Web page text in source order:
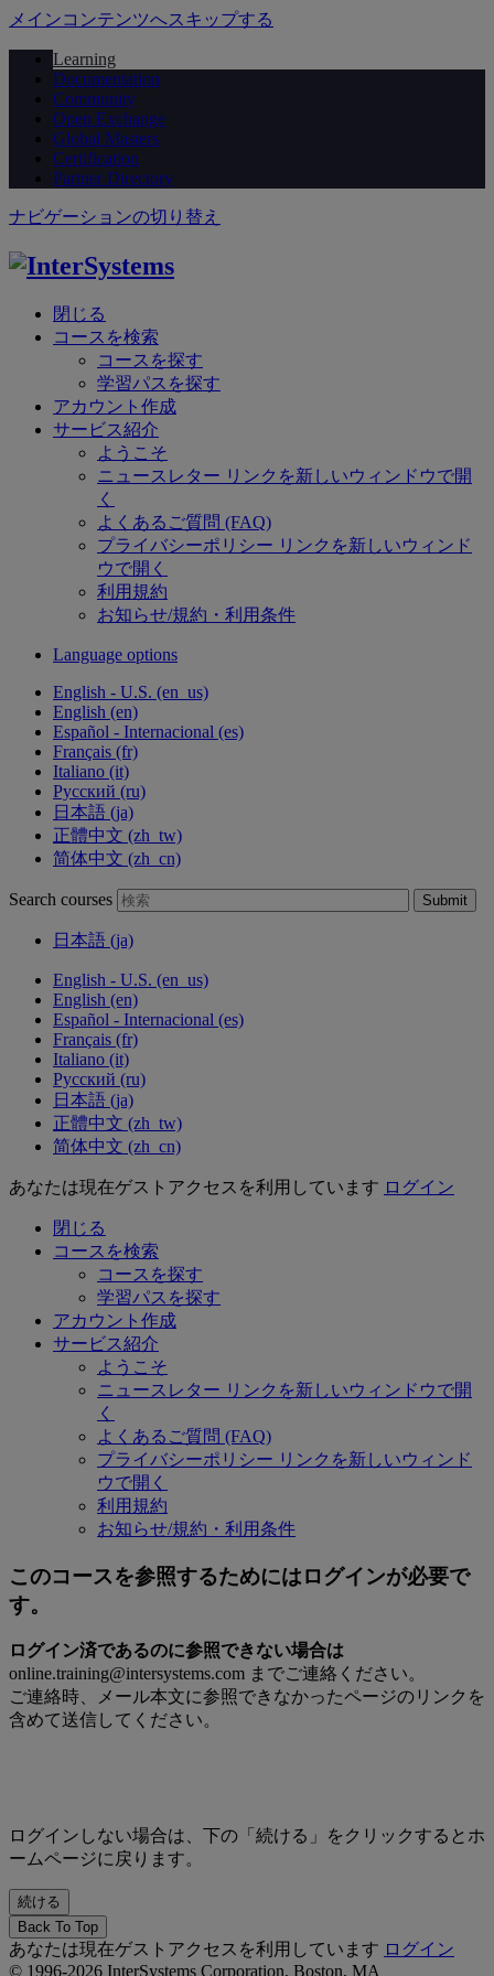
メインコンテンツへスキップする
Learning
Documentation
Community
Open Exchange
Global Masters
Certification
Partner Directory
ナビゲーションの切り替え
閉じる
コースを検索
コースを探す
学習パスを探す
アカウント作成
サービス紹介
ようこそ
ニュースレター リンクを新しいウィンドウで開
く
よくあるご質問 (FAQ)
プライバシーポリシー リンクを新しいウィンド
ウで開く
利用規約
お知らせ/規約・利用条件
Language options
English - U.S. ‎(en_us)‎
English ‎(en)‎
Español - Internacional ‎(es)‎
Français ‎(fr)‎
Italiano ‎(it)‎
Русский ‎(ru)‎
日本語 ‎(ja)‎
正體中文 ‎(zh_tw)‎
简体中文 ‎(zh_cn)‎
Search courses Submit
日本語 ‎(ja)‎
English - U.S. ‎(en_us)‎
English ‎(en)‎
Español - Internacional ‎(es)‎
Français ‎(fr)‎
Italiano ‎(it)‎
Русский ‎(ru)‎
日本語 ‎(ja)‎
正體中文 ‎(zh_tw)‎
简体中文 ‎(zh_cn)‎
あなたは現在ゲストアクセスを利用しています ログイン
閉じる
コースを検索
コースを探す
学習パスを探す
アカウント作成
サービス紹介
ようこそ
ニュースレター リンクを新しいウィンドウで開
く
よくあるご質問 (FAQ)
プライバシーポリシー リンクを新しいウィンド
ウで開く
利用規約
お知らせ/規約・利用条件
このコースを参照するためにはログインが必要で
す。
ログイン済であるのに参照できない場合は
online.training@intersystems.com までご連絡ください。
ご連絡時、メール本文に参照できなかったページのリンクを
含めて送信してください。
ログインしない場合は、下の「続ける」をクリックするとホ
ームページに戻ります。
Back To Top
あなたは現在ゲストアクセスを利用しています ログイン
© 1996-2026 InterSystems Corporation, Boston, MA